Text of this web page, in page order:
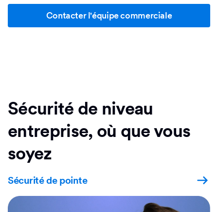
Invitez votre équipe à rejoindre une réunion Zoom en direct
avec un membre de notre équipe dédiée à la réussite client
nosProgrammes d’intégration.
Contacter l'équipe commerciale